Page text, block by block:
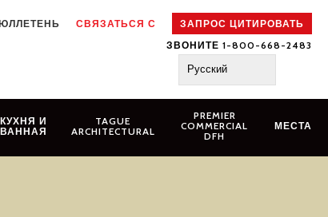
СВЯЗАТЬСЯ С
ЗАПРОС ЦИТИРОВАТЬ
ЗВОНИТЕ 1-800-668-2483
Русский
КУХНЯ И
ВАННАЯ
TAGUE
ARCHITECTURAL
PREMIER
COMMERCIAL
DFH
МЕСТА